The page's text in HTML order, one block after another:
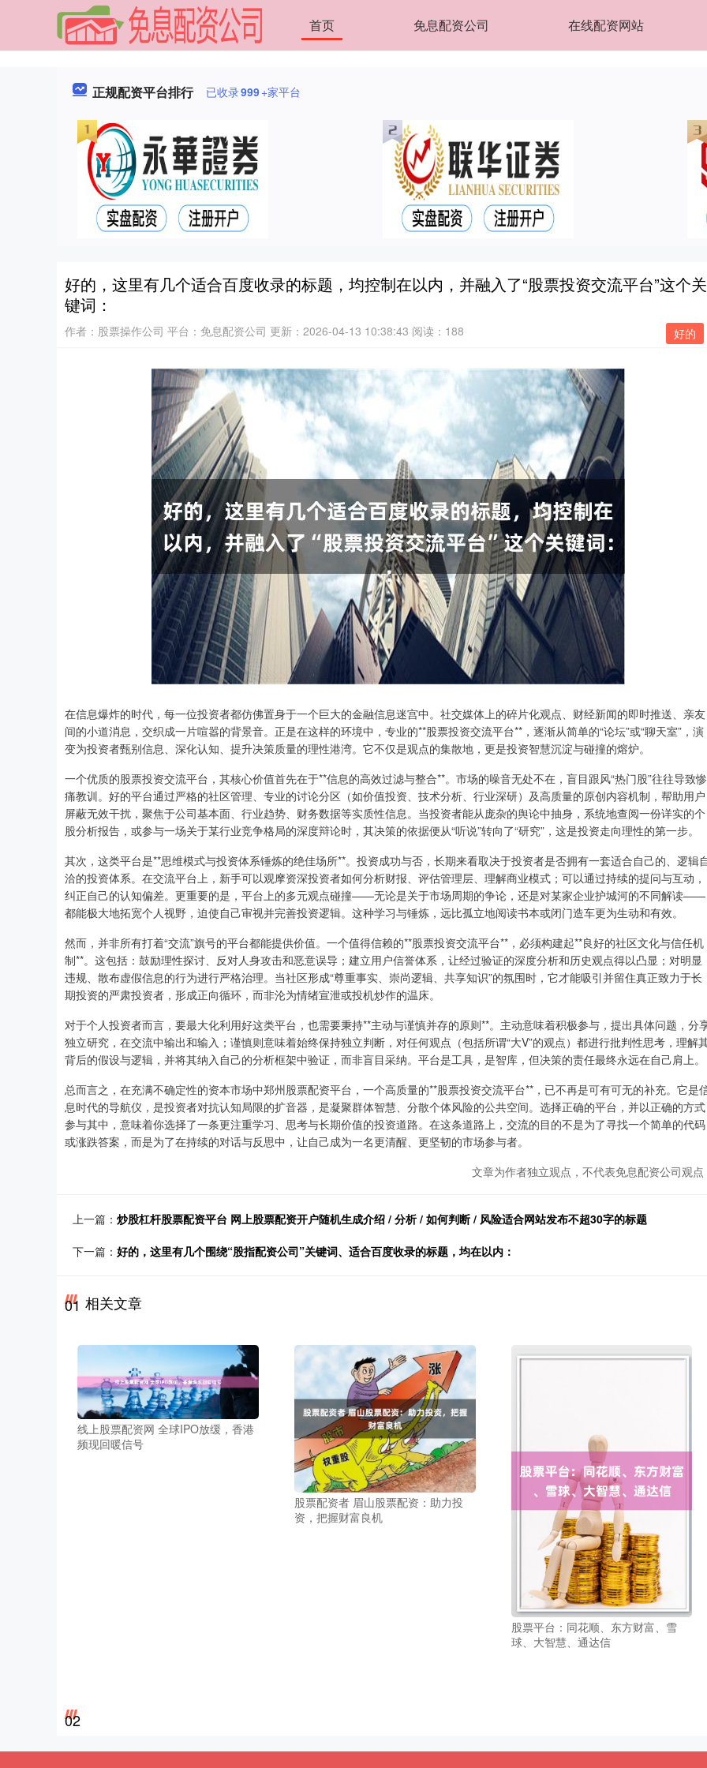
首页 免息配资公司 在线配资网站
正规配资平台排行 已收录999+家平台
好的，这里有几个适合百度收录的标题，均控制在以内，并融入了“股票投资交流平台”这个关
键词：
好的
作者：股票操作公司 平台：免息配资公司 更新：2026-04-13 10:38:43 阅读：188
在信息爆炸的时代，每一位投资者都仿佛置身于一个巨大的金融信息迷宫中。社交媒体上的碎片化观点、财经新闻的即时推送、亲友
间的小道消息，交织成一片喧嚣的背景音。正是在这样的环境中，专业的**股票投资交流平台**，逐渐从简单的“论坛”或“聊天室”，演
变为投资者甄别信息、深化认知、提升决策质量的理性港湾。它不仅是观点的集散地，更是投资智慧沉淀与碰撞的熔炉。
一个优质的股票投资交流平台，其核心价值首先在于**信息的高效过滤与整合**。市场的噪音无处不在，盲目跟风“热门股”往往导致惨
痛教训。好的平台通过严格的社区管理、专业的讨论分区（如价值投资、技术分析、行业深研）及高质量的原创内容机制，帮助用户
屏蔽无效干扰，聚焦于公司基本面、行业趋势、财务数据等实质性信息。当投资者能从庞杂的舆论中抽身，系统地查阅一份详实的个
股分析报告，或参与一场关于某行业竞争格局的深度辩论时，其决策的依据便从“听说”转向了“研究”，这是投资走向理性的第一步。
其次，这类平台是**思维模式与投资体系锤炼的绝佳场所**。投资成功与否，长期来看取决于投资者是否拥有一套适合自己的、逻辑
洽的投资体系。在交流平台上，新手可以观摩资深投资者如何分析财报、评估管理层、理解商业模式；可以通过持续的提问与互动，
纠正自己的认知偏差。更重要的是，平台上的多元观点碰撞——无论是关于市场周期的争论，还是对某家企业护城河的不同解读——
都能极大地拓宽个人视野，迫使自己审视并完善投资逻辑。这种学习与锤炼，远比孤立地阅读书本或闭门造车更为生动和有效。
然而，并非所有打着“交流”旗号的平台都能提供价值。一个值得信赖的**股票投资交流平台**，必须构建起**良好的社区文化与信任机
制**。这包括：鼓励理性探讨、反对人身攻击和恶意误导；建立用户信誉体系，让经过验证的深度分析和历史观点得以凸显；对明显
违规、散布虚假信息的行为进行严格治理。当社区形成“尊重事实、崇尚逻辑、共享知识”的氛围时，它才能吸引并留住真正致力于长
期投资的严肃投资者，形成正向循环，而非沦为情绪宣泄或投机炒作的温床。
对于个人投资者而言，要最大化利用好这类平台，也需要秉持**主动与谨慎并存的原则**。主动意味着积极参与，提出具体问题，分
独立研究，在交流中输出和输入；谨慎则意味着始终保持独立判断，对任何观点（包括所谓“大V”的观点）都进行批判性思考，理解
背后的假设与逻辑，并将其纳入自己的分析框架中验证，而非盲目采纳。平台是工具，是智库，但决策的责任最终永远在自己肩上。
总而言之，在充满不确定性的资本市场中郑州股票配资平台，一个高质量的**股票投资交流平台**，已不再是可有可无的补充。它是
息时代的导航仪，是投资者对抗认知局限的扩音器，是凝聚群体智慧、分散个体风险的公共空间。选择正确的平台，并以正确的方式
参与其中，意味着你选择了一条更注重学习、思考与长期价值的投资道路。在这条道路上，交流的目的不是为了寻找一个简单的代码
或涨跌答案，而是为了在持续的对话与反思中，让自己成为一名更清醒、更坚韧的市场参与者。
文章为作者独立观点，不代表免息配资公司观点
上一篇： 炒股杠杆股票配资平台 网上股票配资开户随机生成介绍 / 分析 / 如何判断 / 风险适合网站发布不超30字的标题
下一篇： 好的，这里有几个围绕“股指配资公司”关键词、适合百度收录的标题，均在以内：
01 相关文章
线上股票配资网 全球IPO放缓，香港
频现回暖信号
股票配资者 眉山股票配资：助力投
资，把握财富良机
股票平台：同花顺、东方财富、雪
球、大智慧、通达信
02